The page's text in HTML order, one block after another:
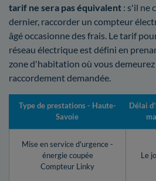
tarif ne sera pas équivalent : s'il ne
dernier, raccorder un compteur
âgé occasionne des frais. Le tarif
réseau électrique est défini en
zone d'habitation où vous
raccordement demandée.
Type de prestations - Haute-
Savoie
Délai
Mise en service d'urgence -
énergie coupée
Compteur Linky
Le